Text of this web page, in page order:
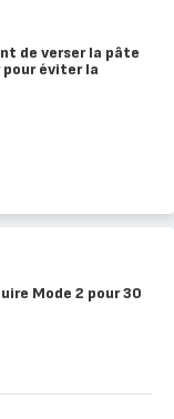
de verser la pâte
pour éviter la
Mode 2 pour 30